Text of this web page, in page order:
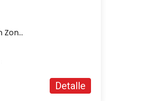
Departamento en venta c/ cochera en Zona Centro
Detalle